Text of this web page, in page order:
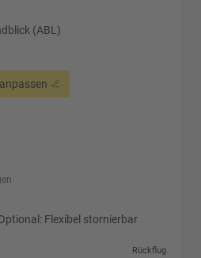
(ABL)
Flexibel stornierbar
Rückflug